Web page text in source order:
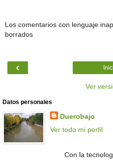
Los comentarios con lenguaje
borrados
‹
Ver
Datos personales
Duerobajo
Ver todo mi perfil
Con la